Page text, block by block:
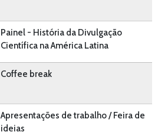
Painel - História da Divulgação
Científica na América Latina
Coffee break
Apresentações de trabalho / Feira de
ideias